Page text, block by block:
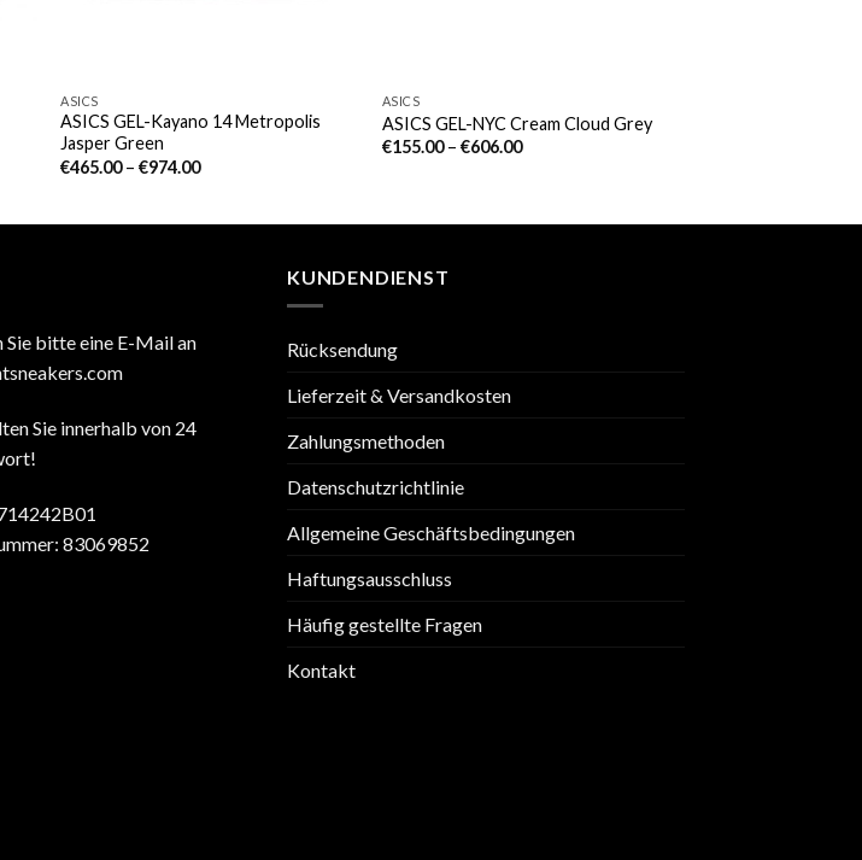
ASICS
ASICS GEL-Kayano 14 Metropolis
Jasper Green
€465.00–€974.00
ASICS
ASICS GEL-NYC Cream Cloud Grey
€155.00– €606.00
Sie bitte eine E-Mail an
Sie innerhalb von 24
83069852
KUNDENDIENST
Rücksendung
Lieferzeit & Versandkosten
Zahlungsmethoden
Datenschutzrichtlinie
Allgemeine Geschäftsbedingungen
Haftungsausschluss
Häufig gestellte Fragen
Kontakt